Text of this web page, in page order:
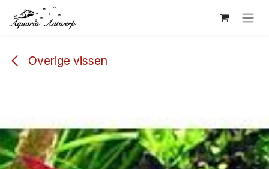
Overslaan naar inhoud
Overige vissen